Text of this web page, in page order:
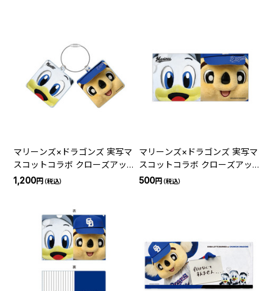
マリーンズ×ドラゴンズ 実写マ
スコットコラボ クローズアッ
プワイヤーアクリルキーホルダ
1,200円（税込）
マリーンズ×ドラゴンズ 実写マ
スコットコラボ クローズアッ
プステッカー
500円（税込）